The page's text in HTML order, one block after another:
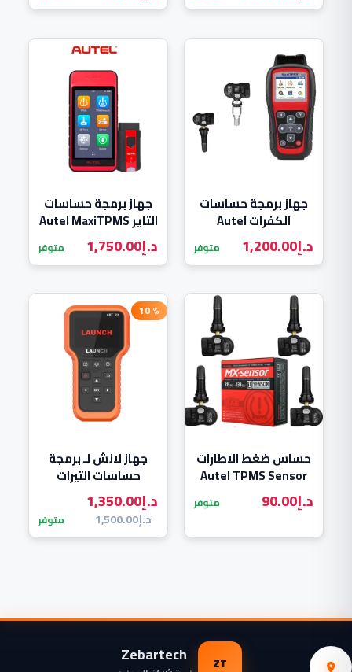
جهاز برمجة حساسات
الكفرات Autel
MaxiTPMS TS508د.إ1,200.00 متوفر
جهاز برمجة حساسات
التاير Autel MaxiTPMS
ITS600 د.إ1,750.00 متوفر
حساس ضغط الاطارات
Autel TPMS Sensor
د.إ90.00 متوفر
% 10
جهاز لانش لـ برمجة
حساسات التيرات
CRT511 د.إ1,350.00
د.إ1,500.00 متوفر
ZT
Zebartech